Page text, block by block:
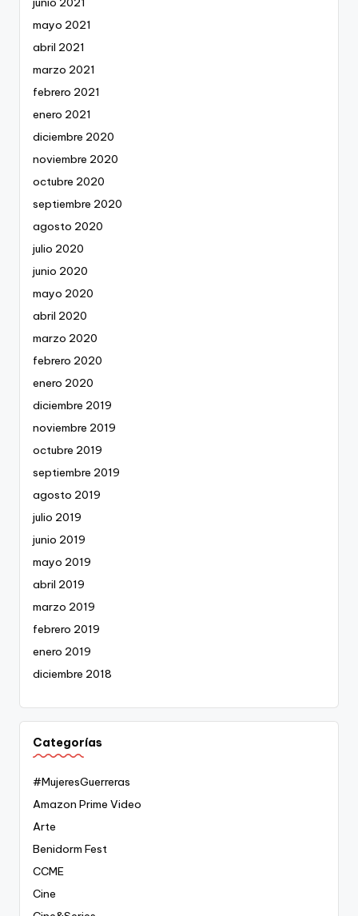
mayo 2021
abril 2021
marzo 2021
febrero 2021
enero 2021
diciembre 2020
noviembre 2020
octubre 2020
septiembre 2020
agosto 2020
julio 2020
junio 2020
mayo 2020
abril 2020
marzo 2020
febrero 2020
enero 2020
diciembre 2019
noviembre 2019
octubre 2019
septiembre 2019
agosto 2019
julio 2019
junio 2019
mayo 2019
abril 2019
marzo 2019
febrero 2019
enero 2019
diciembre 2018
Categorías
#MujeresGuerreras
Amazon Prime Video
Arte
Benidorm Fest
CCME
Cine